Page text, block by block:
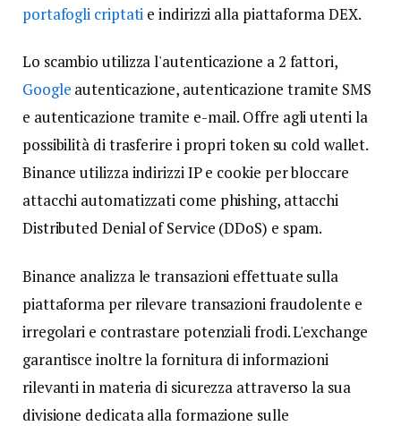
portafogli criptati e indirizzi alla piattaforma DEX.
Lo scambio utilizza l'autenticazione a 2 fattori,
Google autenticazione, autenticazione tramite SMS
e autenticazione tramite e-mail. Offre agli utenti la
possibilità di trasferire i propri token su cold wallet.
Binance utilizza indirizzi IP e cookie per bloccare
attacchi automatizzati come phishing, attacchi
Distributed Denial of Service (DDoS) e spam.
Binance analizza le transazioni effettuate sulla
piattaforma per rilevare transazioni fraudolente e
irregolari e contrastare potenziali frodi. L'exchange
garantisce inoltre la fornitura di informazioni
rilevanti in materia di sicurezza attraverso la sua
divisione dedicata alla formazione sulle